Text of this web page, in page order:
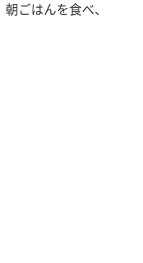
ごはんを食べ、